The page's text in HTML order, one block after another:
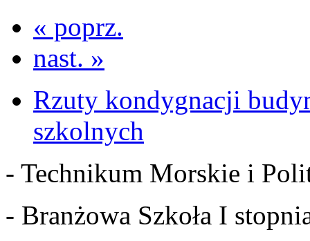
« poprz.
nast. »
Rzuty kondygnacji
szkolnych
- Technikum Morskie i
- Branżowa Szkoła I